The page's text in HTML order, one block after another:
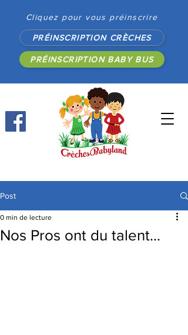
Cliquez pour vous préinscrire
PRÉINSCRIPTION CRÈCHES
PRÉINSCRIPTION BABY BUS
Post
Nos Pros ont du talent...
0 min de lecture